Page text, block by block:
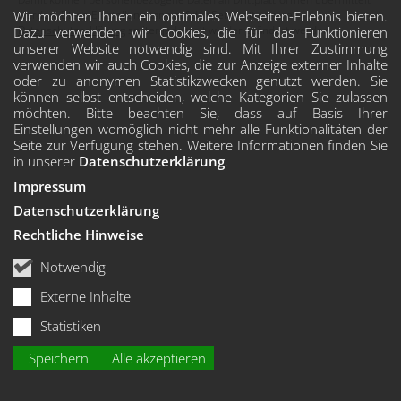
Wir möchten Ihnen ein optimales Webseiten-Erlebnis bieten.
Dazu verwenden wir Cookies, die für das Funktionieren
unserer Website notwendig sind. Mit Ihrer Zustimmung
verwenden wir auch Cookies, die zur Anzeige externer Inhalte
oder zu anonymen Statistikzwecken genutzt werden. Sie
können selbst entscheiden, welche Kategorien Sie zulassen
möchten. Bitte beachten Sie, dass auf Basis Ihrer
Einstellungen womöglich nicht mehr alle Funktionalitäten der
Seite zur Verfügung stehen. Weitere Informationen finden Sie
in unserer Datenschutzerklärung.
Notwendig
Externe Inhalte
Statistiken
Speichern
Alle akzeptieren
Impressum
Datenschutzerklärung
Rechtliche Hinweise
werden. Diese Einstellung kann auf der Seite mit unserer
Datenschutzerklärung
später jederzeit wieder geändert werden.